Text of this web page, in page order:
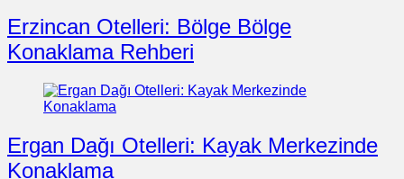
Erzincan Otelleri: Bölge Bölge
Konaklama Rehberi
Ergan Dağı Otelleri: Kayak Merkezinde
Konaklama